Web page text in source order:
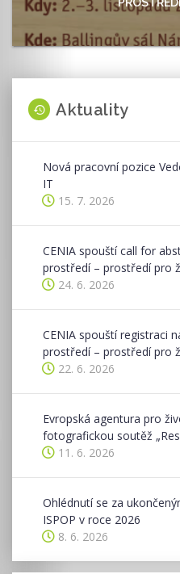
Aktuality
Nová pracovní pozice
IT
15. 7. 2026
CENIA spouští call for
prostředí – prostředí pro
24. 6. 2026
CENIA spouští registraci
prostředí – prostředí pro
22. 6. 2026
Evropská agentura pro
fotografickou soutěž
11. 6. 2026
Ohlédnutí se za
ISPOP v roce 2026
8. 6. 2026